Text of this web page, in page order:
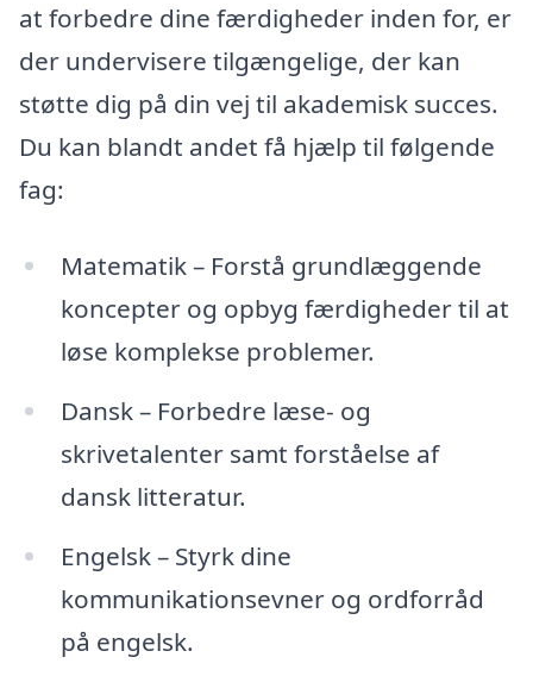
at forbedre dine færdigheder inden for, er
der undervisere tilgængelige, der kan
støtte dig på din vej til akademisk succes.
Du kan blandt andet få hjælp til følgende
fag:
Matematik – Forstå grundlæggende
koncepter og opbyg færdigheder til at
løse komplekse problemer.
Dansk – Forbedre læse- og
skrivetalenter samt forståelse af
dansk litteratur.
Engelsk – Styrk dine
kommunikationsevner og ordforråd
på engelsk.